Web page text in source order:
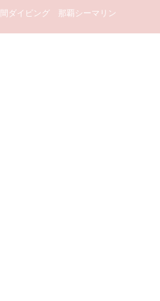
ダイビング 那覇シーマリン